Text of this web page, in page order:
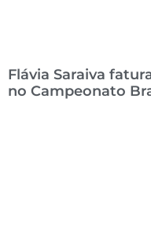
Flávia Saraiva
no Campeonato